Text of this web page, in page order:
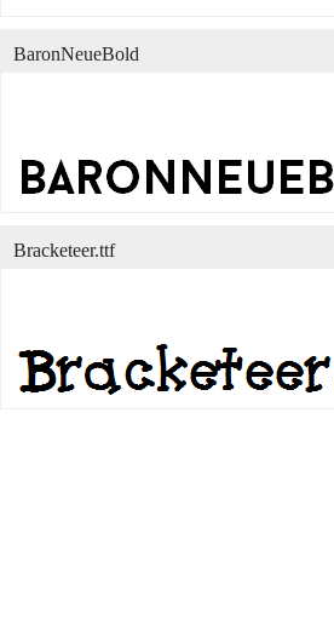
BaronNeueBold
Bracketeer.ttf